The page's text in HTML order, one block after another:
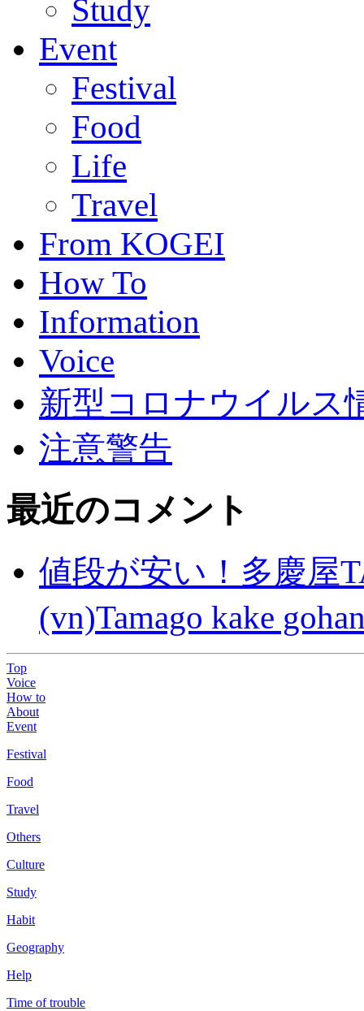
Study
Event
Festival
Food
Life
Travel
From KOGEI
How To
Information
Voice
新型コロナウイルス
注意警告
最近のコメント
値段が安い！多慶屋
(vn)Tamago kake
Top
Voice
How to
About
Event
Festival
Food
Travel
Others
Culture
Study
Habit
Geography
Help
Time of trouble